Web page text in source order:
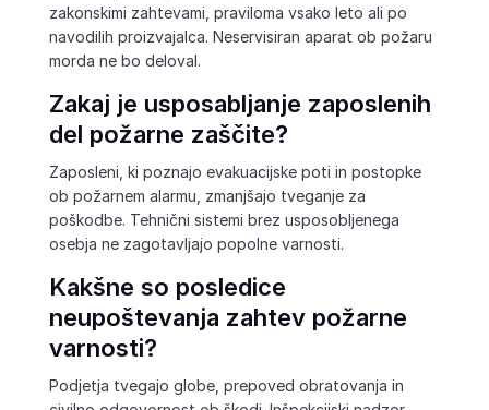
zakonskimi zahtevami, praviloma vsako leto ali po
navodilih proizvajalca. Neservisiran aparat ob požaru
morda ne bo deloval.
Zakaj je usposabljanje zaposlenih
del požarne zaščite?
Zaposleni, ki poznajo evakuacijske poti in postopke
ob požarnem alarmu, zmanjšajo tveganje za
poškodbe. Tehnični sistemi brez usposobljenega
osebja ne zagotavljajo popolne varnosti.
Kakšne so posledice
neupoštevanja zahtev požarne
varnosti?
Podjetja tvegajo globe, prepoved obratovanja in